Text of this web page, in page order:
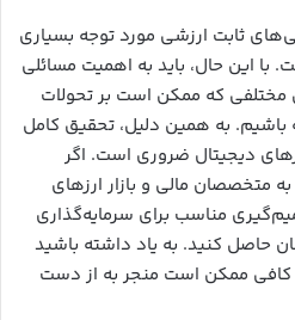
ثابت ارزشی مورد توجه بسیاری
با این حال، باید به اهمیت مسائلی
مختلفی که ممکن است بر تحولات
باشیم. به همین دلیل، تحقیق کامل
دیجیتال ضروری است. اگر
متخصصان مالی و بازار ارزهای
مناسب برای سرمایه‌گذاری
حاصل کنید. به یاد داشته باشید
کافی ممکن است منجر به از دست